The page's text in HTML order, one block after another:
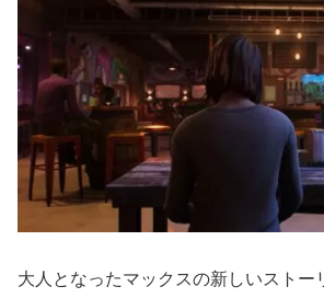
大人となったマックスの新しいストー